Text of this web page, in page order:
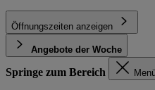
Öffnungszeiten anzeigen
Angebote der Woche
Springe zum Bereich